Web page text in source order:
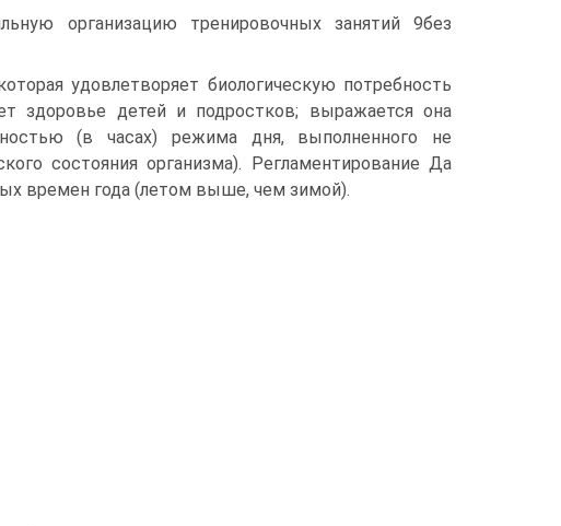
организацию тренировочных занятий 9без
удовлетворяет биологическую потребность
здоровье детей и подростков; выражается она
(в часах) режима дня, выполненного не
состояния организма). Регламентирование Да
времен года (летом выше, чем зимой).